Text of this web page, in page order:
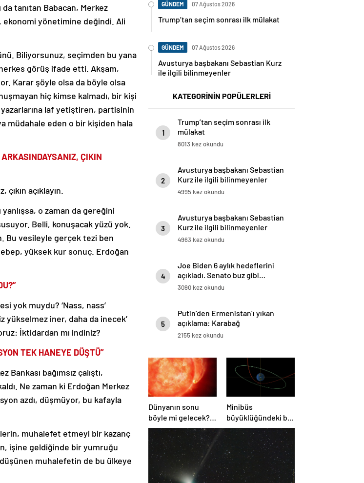
tanıtan Babacan, Merkez
ekonomi yönetimine değindi. Ali
Biliyorsunuz, seçimden bu yana
herkes görüş ifade etti. Akşam,
Karar şöyle olsa da böyle olsa
hiç kimse kalmadı, bir kişi
laf yetiştiren, partisinin
müdahale eden o bir kişiden hala
ÇIKIN
çıkın açıklayın.
yanlışsa, o zaman da gereğini
Belli, konuşacak yüzü yok.
Bu vesileyle gerçek tezi ben
yüksek kur sonuç. Erdoğan
yok muydu? ‘Nass, nass’
yükselmez iner, daha da inecek’
İktidardan mı indiniz?
TEK HANEYE DÜŞTÜ”
Bankası bağımsız çalıştı,
Ne zaman ki Erdoğan Merkez
azdı, düşmüyor, bu kafayla
muhalefet etmeyi bir kazanç
işine geldiğinde bir yumruğu
düşünen muhalefetin de bu ülkeye
GÜNDEM 07 Ağustos 2026
Trump’tan seçim sonrası ilk mülakat
GÜNDEM 07 Ağustos 2026
Avusturya başbakanı Sebastian Kurz
ile ilgili bilinmeyenler
KATEGORİNİN POPÜLERLERİ
1
Trump’tan seçim sonrası ilk
mülakat
8013 kez okundu
2
Avusturya başbakanı Sebastian
Kurz ile ilgili bilinmeyenler
4995 kez okundu
3
Avusturya başbakanı Sebastian
Kurz ile ilgili bilinmeyenler
4963 kez okundu
4
Joe Biden 6 aylık hedeflerini
açıkladı. Senato buz gibi…
3090 kez okundu
5
Putin’den Ermenistan’ı yıkan
açıklama: Karabağ
Azerbaycan’ın ayrılmaz bir
2155 kez okundu
Dünyanın sonu
böyle mi gelecek?
Gök bilimciler ilk
kez sönen yıldızın
gezegeni
yutmasına tanık
oldu
Minibüs
büyüklüğündeki bir
asteroit Dünya’yı
‘sıyırdı’ geçti